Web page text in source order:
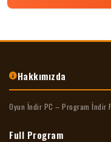
Hakkımızda
Oyun İndir PC – Program İndir
Full Program